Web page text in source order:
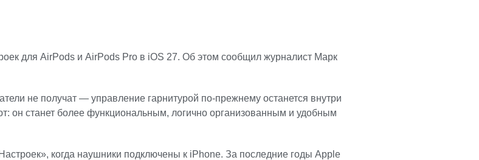
для AirPods и AirPods Pro в iOS 27. Об этом сообщил журналист Марк
не получат — управление гарнитурой по-прежнему останется внутри
он станет более функциональным, логично организованным и удобным
когда наушники подключены к iPhone. За последние годы Apple